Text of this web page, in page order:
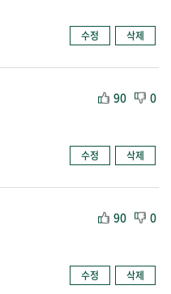
수정 삭제
90
0
수정 삭제
90
0
수정 삭제